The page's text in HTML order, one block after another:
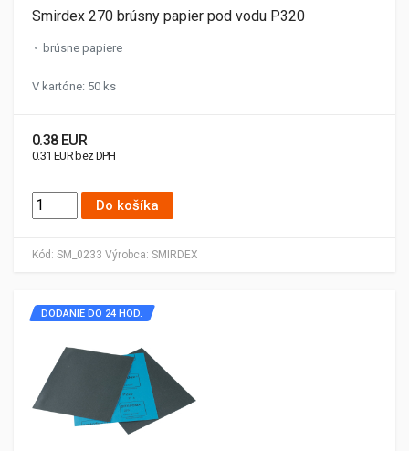
Kód: SM_0233 Výrobca: SMIRDEX
Smirdex 270 brúsny papier pod vodu P320
brúsne papiere
V kartóne: 50 ks
0.38 EUR
0.31 EUR bez DPH
Do košíka
DODANIE DO 24 HOD.